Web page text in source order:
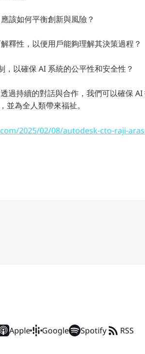
該如何平衡創新與風險？
釋性，以便用戶能夠理解其決策過程？
以確保 AI 系統的公平性和安全性？
過持續的對話與合作，我們可以確保
並為全人類帶來福祉。
2025/02/08/autodesk-cto-raji-
Apple Google Spotify RSS